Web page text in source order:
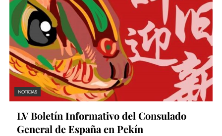
NOTICIAS
LV Boletín Informativo del Consulado
General de España en Pekín